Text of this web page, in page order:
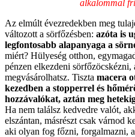
alkalommal
Az elmúlt évezredekben meg
változott a sörfőzésben: azóta is
legfontosabb alapanyaga a
miért? Hülyeség otthon,
pénzen elkezdeni sörfőzöcskézni,
megvásárolhatsz. Tiszta macera
kezedben a stopperrel és
hozzávalókat, aztán meg
Ha nem találsz kedvedre valót,
elszántan, másrészt csak várnod
aki olyan fog főzni, forgalmazni,